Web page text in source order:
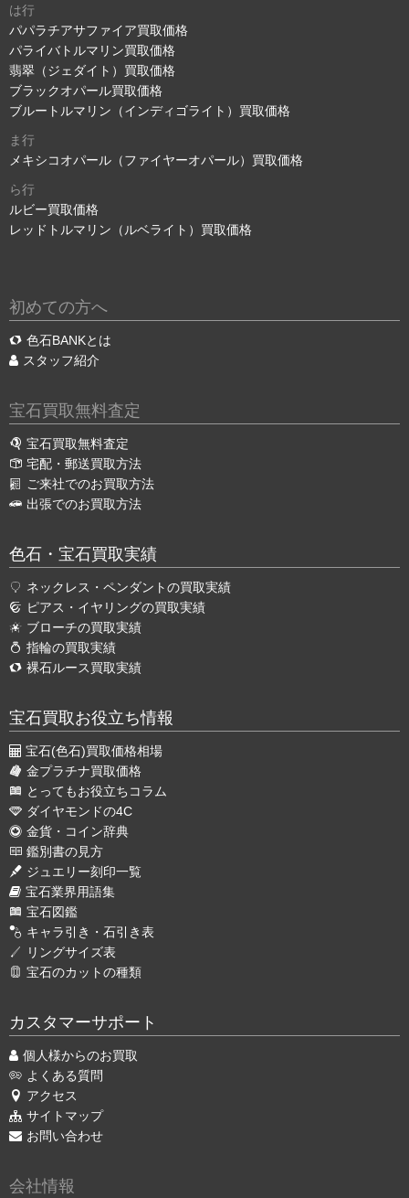
は行
パパラチアサファイア買取価格
パライバトルマリン買取価格
翡翠（ジェダイト）買取価格
ブラックオパール買取価格
ブルートルマリン（インディゴライト）買取価格
ま行
メキシコオパール（ファイヤーオパール）買取価格
ら行
ルビー買取価格
レッドトルマリン（ルベライト）買取価格
初めての方へ
色石BANKとは
スタッフ紹介
宝石買取無料査定
宝石買取無料査定
宅配・郵送買取方法
ご来社でのお買取方法
出張でのお買取方法
色石・宝石買取実績
ネックレス・ペンダントの買取実績
ピアス・イヤリングの買取実績
ブローチの買取実績
指輪の買取実績
裸石ルース買取実績
宝石買取お役立ち情報
宝石(色石)買取価格相場
金プラチナ買取価格
とってもお役立ちコラム
ダイヤモンドの4C
金貨・コイン辞典
鑑別書の見方
ジュエリー刻印一覧
宝石業界用語集
宝石図鑑
キャラ引き・石引き表
リングサイズ表
宝石のカットの種類
カスタマーサポート
個人様からのお買取
よくある質問
アクセス
サイトマップ
お問い合わせ
会社情報